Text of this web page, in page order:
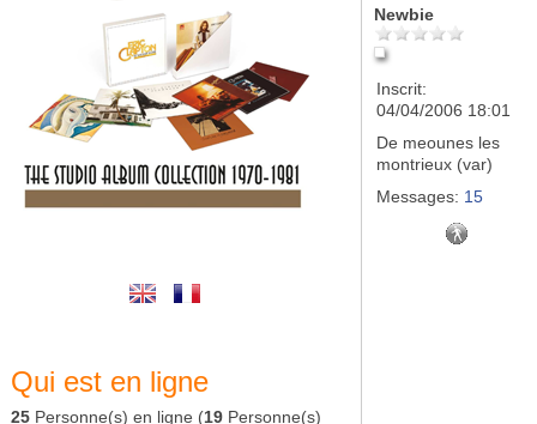
Qui est en ligne
25 Personne(s) en ligne (19 Personne(s)
Newbie
Inscrit:
04/04/2006 18:01
De meounes les
montrieux (var)
Messages: 15